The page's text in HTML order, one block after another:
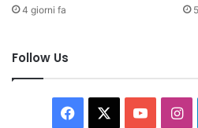
4 giorni fa
Follow Us
Facebook You